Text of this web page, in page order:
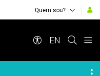
Quem sou?
EN